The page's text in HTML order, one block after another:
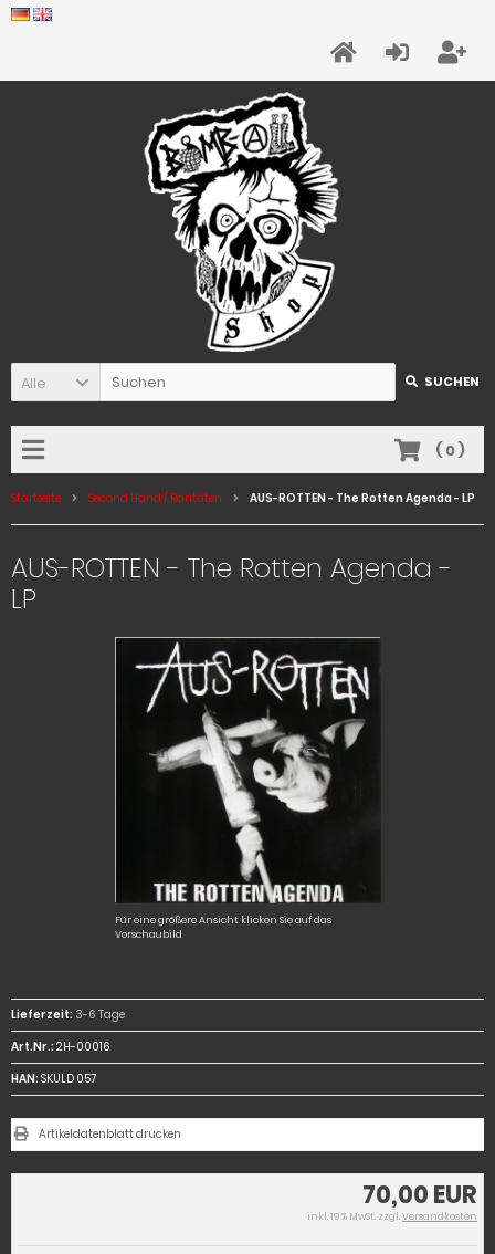
Alle SUCHEN
( 0)
Startseite Second Hand / Raritäten AUS-ROTTEN - The Rotten Agenda - LP
AUS-ROTTEN - The Rotten Agenda -
LP
Für eine größere Ansicht klicken Sie auf das
Vorschaubild
70,00 EUR
inkl. 19 % MwSt. zzgl.Versandkosten
Lieferzeit: 3-6 Tage
Art.Nr.:2H-00016
HAN:SKULD 057
Artikeldatenblatt drucken